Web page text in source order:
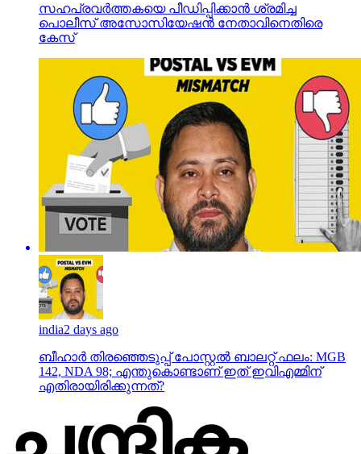
സഹപ്രവര്‍ത്തകയെ പീഡിപ്പിക്കാന്‍ ശ്രമിച്ച
പൊലീസ് അസോസിയേഷന്‍ നേതാവിനെതിരെ
കേസ്
india2 days ago
ബീഹാർ തിരഞ്ഞെടുപ്പ് പോസ്റ്റൽ ബാലറ്റ് ഫലം: MGB
142, NDA 98; എന്തുകൊണ്ടാണ് ഇത് ഇവിഎമ്മിന്
എതിരായിരിക്കുന്നത്?